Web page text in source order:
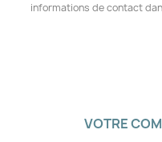
informations de contact
VOTRE